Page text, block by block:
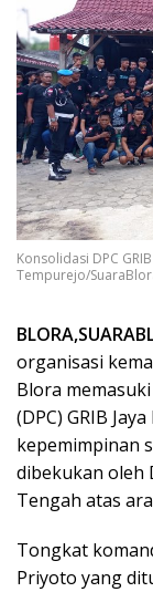
Konsolidasi DPC
Tempurejo/
organisasi
Blora
(DPC) GRIB
kepemimpinan
dibekukan oleh
Tengah atas
Tongkat
Priyoto yang